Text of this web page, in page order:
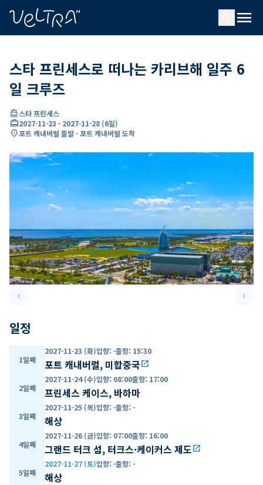
menu
스타 프린세스로 떠나는 카리브해 일주 6
일 크루즈
directions_boat스타 프린세스
card_travel2027-11-23 - 2027-11-28 (6일)
location_on포트 캐내버럴 출발 - 포트 캐내버럴 도착
keyboard_arrow_leftPrevious slide keyboard_arrow_right
일정
1일째
2027-11-23 (화)입항: -출항: 15:30
포트 캐내버럴, 미합중국open_in_new
2일째
2027-11-24 (수)입항: 08:00출항: 17:00
프린세스 케이스, 바하마
3일째
2027-11-25 (목)입항: -출항: -
해상
4일째
2027-11-26 (금)입항: 07:00출항: 16:00
그랜드 터크 섬, 터크스·케이커스 제도open_in_new
5일째
2027-11-27 (토)입항: -출항: -
해상